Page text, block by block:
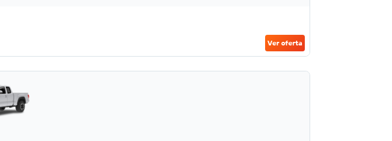
Ver oferta